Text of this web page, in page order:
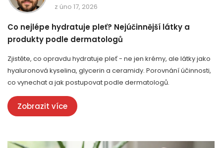
z úno 17, 2026
Co nejlépe hydratuje pleť? Nejúčinnější látky a
produkty podle dermatologů
Zjistěte, co opravdu hydratuje pleť - ne jen krémy, ale látky jako
hyaluronová kyselina, glycerin a ceramidy. Porovnání účinnosti,
co vynechat a jak postupovat podle dermatologů.
Zobrazit více